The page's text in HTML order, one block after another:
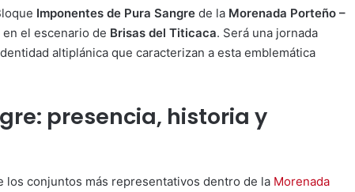
Imponentes de Pura Sangre de la Morenada Porteño –
en el escenario de Brisas del Titicaca. Será una jornada
altiplánica que caracterizan a esta emblemática
presencia, historia y
los conjuntos más representativos dentro de la Morenada